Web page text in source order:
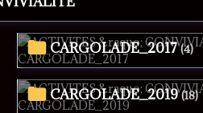
CARGOLADE_2017 (4)
CARGOLADE_2019 (18)